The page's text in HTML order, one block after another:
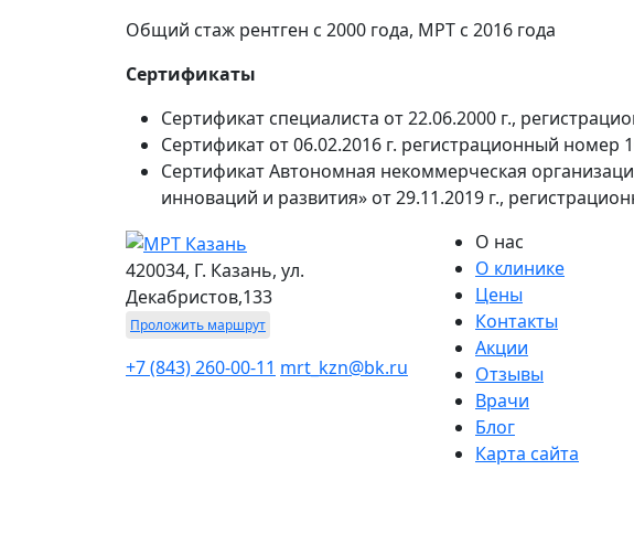
Общий стаж рентген с 2000 года, МРТ с 2016 года
Сертификаты
Сертификат специалиста от 22.06.2000 г.,
Сертификат от 06.02.2016 г. регистрационный номер
Сертификат Автономная некоммерческая
инноваций и развития» от 29.11.2019 г.,
420034, Г. Казань, ул.
Декабристов,133
Проложить маршрут
+7 (843) 260-00-11 mrt_kzn@bk.ru
О нас
О клинике
Цены
Контакты
Акции
Отзывы
Врачи
Блог
Карта сайта